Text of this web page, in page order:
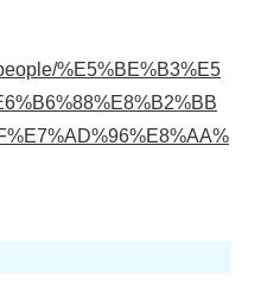
%E5%BE%B3%E5